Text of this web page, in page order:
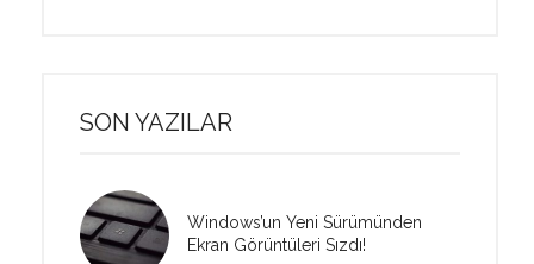
SON YAZILAR
Windows’un Yeni Sürümünden
Ekran Görüntüleri Sızdı!